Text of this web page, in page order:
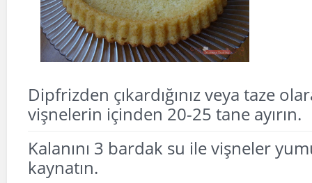
Dipfrizden çıkardığınız veya taze
vişnelerin içinden 20-25 tane ayırın.
Kalanını 3 bardak su ile vişneler
kaynatın.